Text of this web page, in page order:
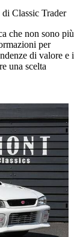
Classic Trader
che non sono più
per
di valore e i
una scelta